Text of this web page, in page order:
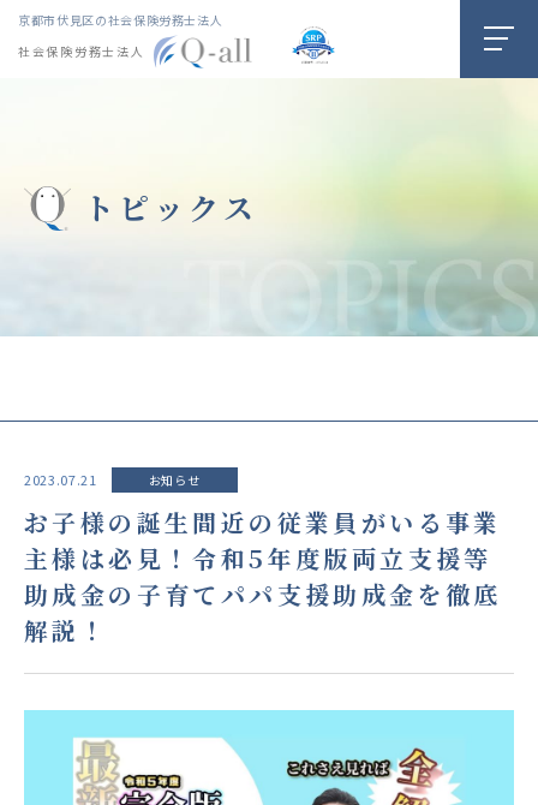
京都市伏見区の社会保険労務士法人
社会保険労務士法人
トピックス
2023.07.21 お知らせ
お子様の誕生間近の従業員がいる事業
主様は必見！令和5年度版両立支援等
助成金の子育てパパ支援助成金を徹底
解説！